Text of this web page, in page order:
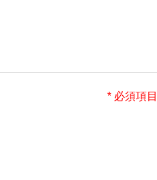
* 必須項目